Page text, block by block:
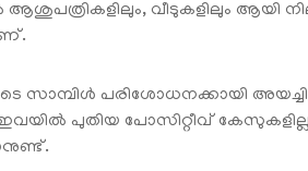
ആശുപത്രികളിലും, വീടുകളിലും
സാമ്പിള്‍ പരിശോധനക്കായി
ഇവയില്‍ പുതിയ പോസിറ്റീവ്